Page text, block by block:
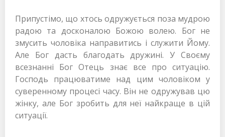
Припустімо, що хтось одружується поза мудрою
радою та досконалою Божою волею. Бог не
змусить чоловіка направитись і служити Йому.
Але Бог дасть благодать дружині. У Своєму
всезнанні Бог Отець знає все про ситуацію.
Господь працюватиме над цим чоловіком у
суверенному процесі часу. Він не одружував цю
жінку, але Бог зробить для неї найкраще в цій
ситуації.